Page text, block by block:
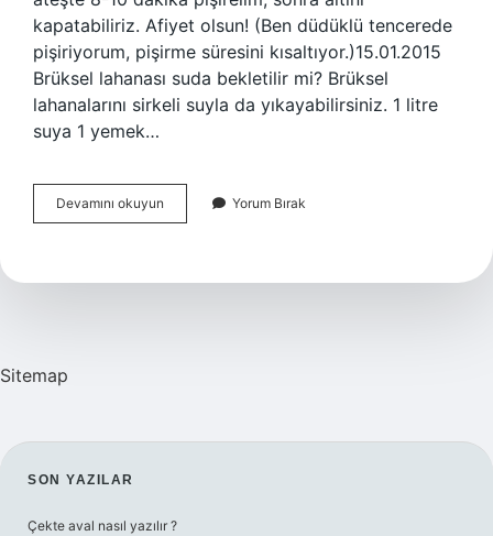
kapatabiliriz. Afiyet olsun! (Ben düdüklü tencerede
pişiriyorum, pişirme süresini kısaltıyor.)15.01.2015
Brüksel lahanası suda bekletilir mi? Brüksel
lahanalarını sirkeli suyla da yıkayabilirsiniz. 1 litre
suya 1 yemek…
Devamını okuyun
Lahanası
Süre
Yorum Bırak
Sitemap
SIDEBAR
SON YAZILAR
Çekte aval nasıl yazılır ?